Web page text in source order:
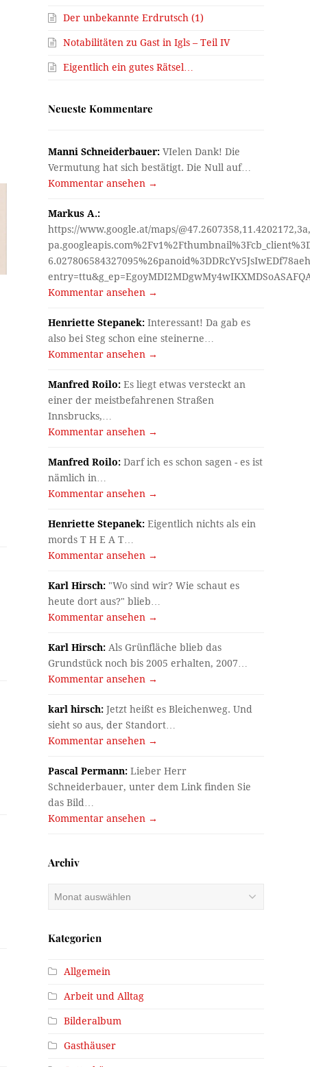
Der unbekannte Erdrutsch (1)
Notabilitäten zu Gast in Igls – Teil IV
Eigentlich ein gutes Rätsel…
Neueste Kommentare
Manni Schneiderbauer: VIelen Dank! Die
Vermutung hat sich bestätigt. Die Null auf…
Kommentar ansehen →
Markus A.:
https://www.google.at/maps/
Kommentar ansehen →
Henriette Stepanek: Interessant! Da gab es
also bei Steg schon eine steinerne…
Kommentar ansehen →
Manfred Roilo: Es liegt etwas versteckt an
einer der meistbefahrenen Straßen
Innsbrucks,…
Kommentar ansehen →
Manfred Roilo: Darf ich es schon sagen - es ist
nämlich in…
Kommentar ansehen →
Henriette Stepanek: Eigentlich nichts als ein
mords T H E A T…
Kommentar ansehen →
Karl Hirsch: "Wo sind wir? Wie schaut es
heute dort aus?" blieb…
Kommentar ansehen →
Karl Hirsch: Als Grünfläche blieb das
Grundstück noch bis 2005 erhalten, 2007…
Kommentar ansehen →
karl hirsch: Jetzt heißt es Bleichenweg. Und
sieht so aus, der Standort…
Kommentar ansehen →
Pascal Permann: Lieber Herr
Schneiderbauer, unter dem Link finden Sie
das Bild…
Kommentar ansehen →
Archiv
Kategorien
Allgemein
Arbeit und Alltag
Bilderalbum
Gasthäuser